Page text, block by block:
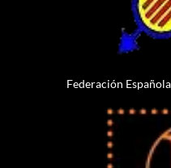
Federación